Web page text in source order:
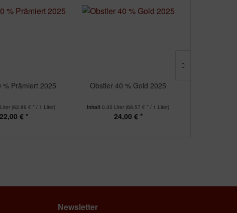
% Prämiert 2025
(62,86 € * / 1 Liter)
22,00 € *
Obstler 40 % Gold 2025
Inhalt0.35 Liter (68,57 € * / 1 Liter)
24,00 € *
Newsletter